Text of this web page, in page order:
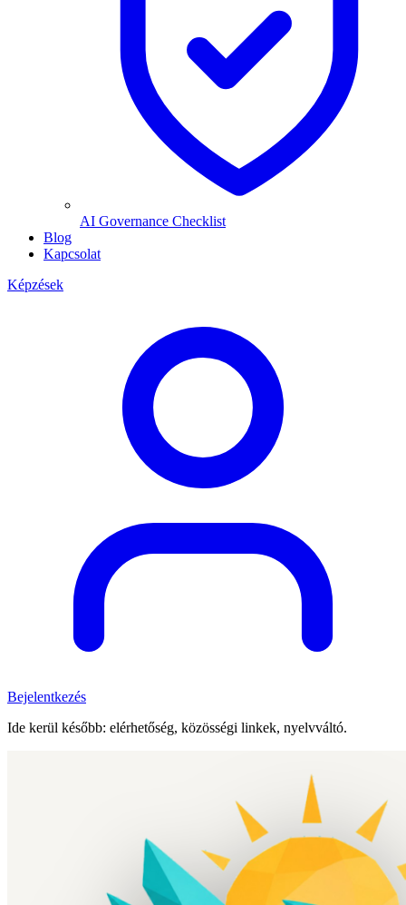
AI Governance Checklist
Blog
Kapcsolat
Képzések
Bejelentkezés
Ide kerül később: elérhetőség, közösségi linkek, nyelvváltó.